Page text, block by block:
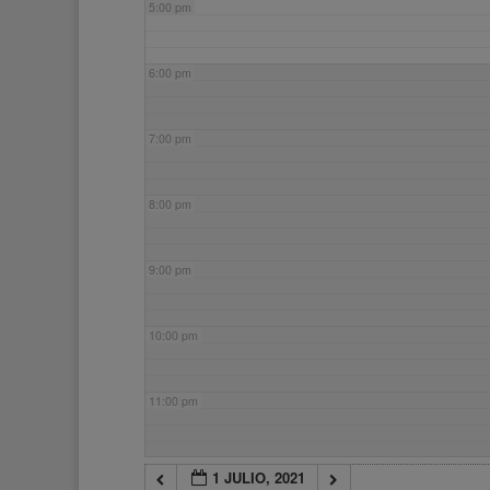
5:00 pm
6:00 pm
7:00 pm
8:00 pm
9:00 pm
10:00 pm
11:00 pm
1 JULIO, 2021